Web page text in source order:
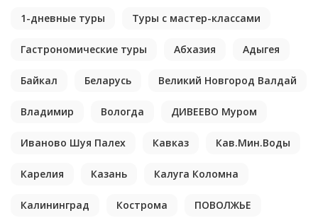
1-дневные туры Туры с мастер-классами
Гастрономические туры Абхазия Адыгея
Байкал Беларусь Великий Новгород Валдай
Владимир Вологда ДИВЕЕВО Муром
Иваново Шуя Палех Кавказ Кав.Мин.Воды
Карелия Казань Калуга Коломна
Калининград Кострома ПОВОЛЖЬЕ